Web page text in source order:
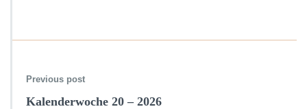
Previous post
Kalenderwoche 20 – 2026